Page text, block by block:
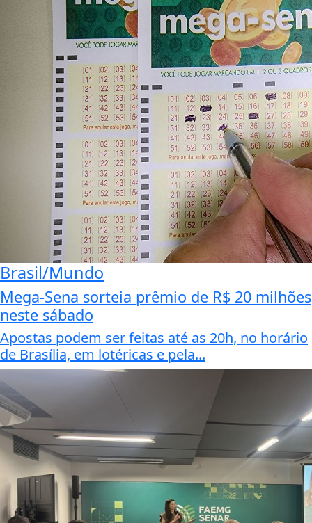
Brasil/Mundo
Mega-Sena sorteia prêmio de R$ 20 milhões
neste sábado
Apostas podem ser feitas até as 20h, no horário
de Brasília, em lotéricas e pela...